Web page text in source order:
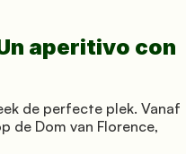
aperitivo con
de perfecte plek. Vanaf
de Dom van Florence,